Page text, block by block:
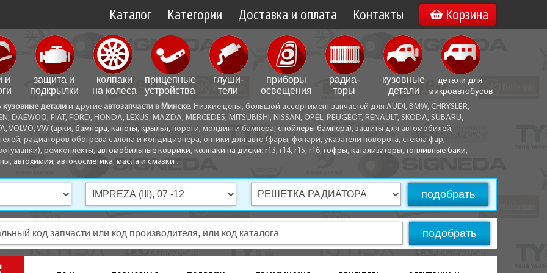
Каталог Категории Доставка и оплата
Доставка по Минску
Доставка по Беларуси
Самовывоз
Способы оплаты
Контакты
Вакансии
Корзина
и
защита и
подкрылки
колпаки
на колеса
прицепные
устройства
глуши­
тели
приборы
освещения
радиа­
торы
кузовные
детали
детали для
микро­автобусов
кузовные детали и другие автозапчасти в Минске. Низкие цены, большой ассортимент запчастей для AUDI, BMW, CHRYSLER,
DAEWOO, FIAT, FORD, HONDA, LEXUS, MAZDA, MERCEDES, MITSUBISHI, NISSAN, OPEL, PEUGEOT, RENAULT, SKODA, SUBARU,
VOLVO, VW (арки, бампера, капоты, крылья, пороги, молдинги бампера, спойлеры бампера), защиты для автомобилей,
радиаторов обогрева салона и кондиционера, оптики для авто (фары, фонари, указатели поворота, стекла фар,
ремкоплекты, автомобильные коврики, колпаки на диски: r13, r14, r15, r16, гофры, катализаторы,топливные баки,
, автохимия, автокосметика, масла и смазки .